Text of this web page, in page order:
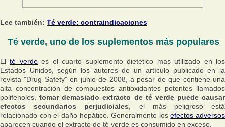
Lee también: Té verde: contraindicaciones
Té verde, uno de los suplementos más populares
Elté verdees el cuarto suplemento dietético más utilizado en los
Estados Unidos, según los autores de un artículo publicado en la
revista "Drug Safety" en junio de 2008, a pesar de que contiene una
alta concentración de compuestos antioxidantes potentes llamados
polifenoles,tomar demasiado extracto de té verde puede causar
efectos secundarios perjudiciales , el más peligroso está
relacionado con el daño hepático. Generalmente losefectos adversos
aparecen cuando el extracto de té verde es consumido en exceso.